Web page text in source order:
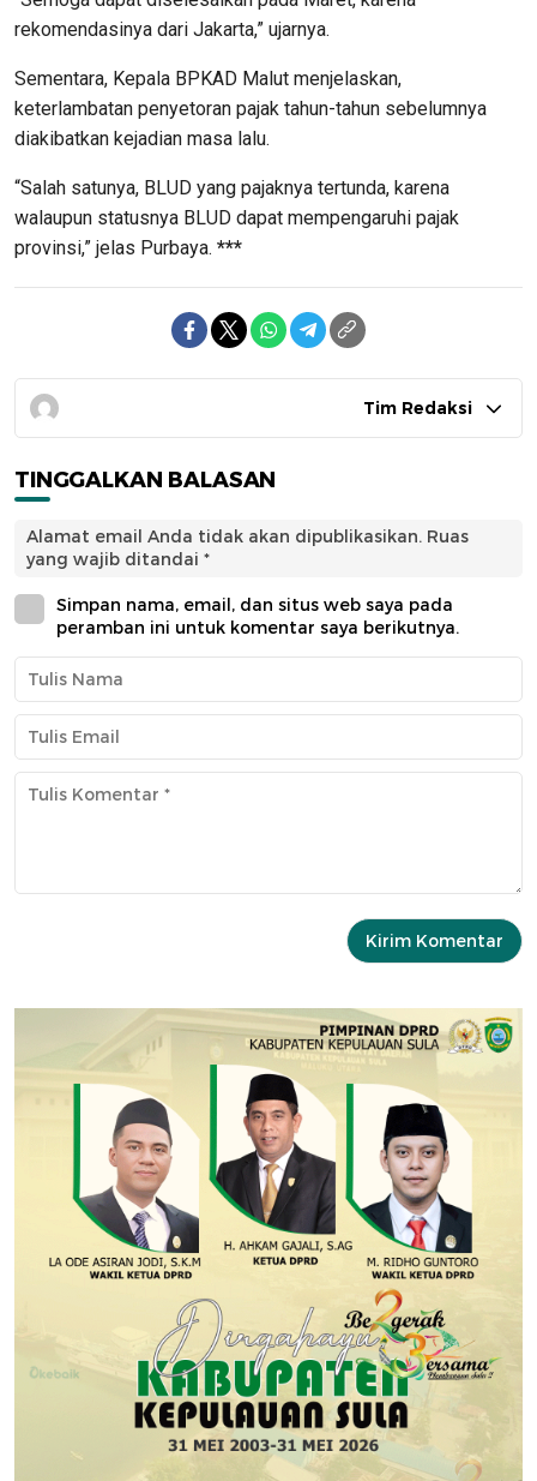
rekomendasinya dari Jakarta,” ujarnya.
Sementara, Kepala BPKAD Malut menjelaskan,
keterlambatan penyetoran pajak tahun-tahun sebelumnya
diakibatkan kejadian masa lalu.
“Salah satunya, BLUD yang pajaknya tertunda, karena
walaupun statusnya BLUD dapat mempengaruhi pajak
provinsi,” jelas Purbaya. ***
Tim Redaksi
TINGGALKAN BALASAN
Alamat email Anda tidak akan dipublikasikan. Ruas
yang wajib ditandai *
Simpan nama, email, dan situs web saya pada
peramban ini untuk komentar saya berikutnya.